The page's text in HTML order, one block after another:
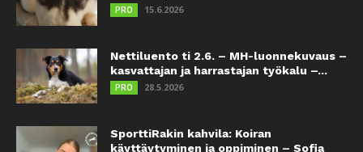
PRO 15.6.2026
Nettiluento ti 2.6. – MH-luonnekuvaus –
kasvattajan ja harrastajan työkalu –...
PRO 28.5.2026
SporttiRakin kahvila: Koiran
käyttäytyminen ja oppiminen – Sofia